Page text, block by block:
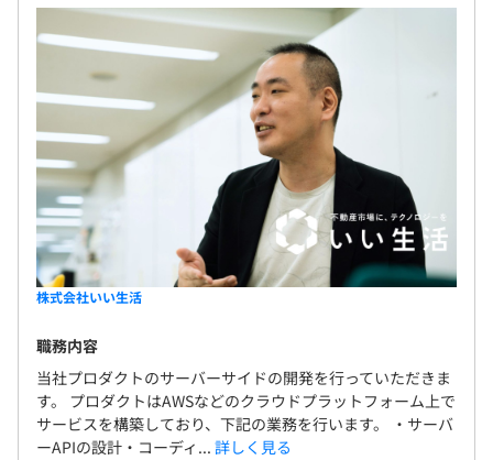
株式会社いい生活
職務内容
当社プロダクトのサーバーサイドの開発を行っていただきま
す。 プロダクトはAWSなどのクラウドプラットフォーム上で
サービスを構築しており、下記の業務を行います。 ・サーバ
ーAPIの設計・コーディ... 詳しく見る